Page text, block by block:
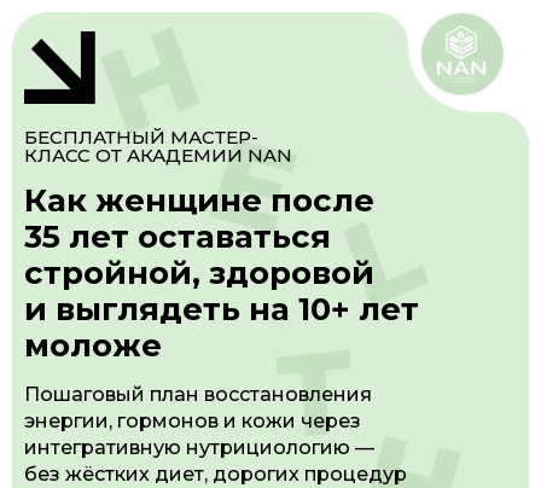
БЕСПЛАТНЫЙ МАСТЕР-
КЛАСС ОТ АКАДЕМИИ NAN
Как женщине после
35 лет оставаться
стройной, здоровой
и выглядеть на 10+ лет
моложе
Пошаговый план восстановления
энергии, гормонов и кожи через
интегративную нутрициологию —
без жёстких диет, дорогих процедур